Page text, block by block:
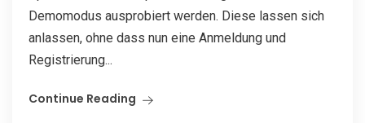
Demomodus ausprobiert werden. Diese lassen sich
anlassen, ohne dass nun eine Anmeldung und
Registrierung...
Continue Reading